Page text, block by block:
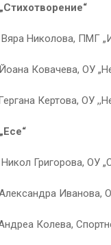
Вяра Николова, ПМГ
Йоана Ковачева, ОУ
Кертова, ОУ
Никол Григорова, ОУ
Иванова,
Колева,